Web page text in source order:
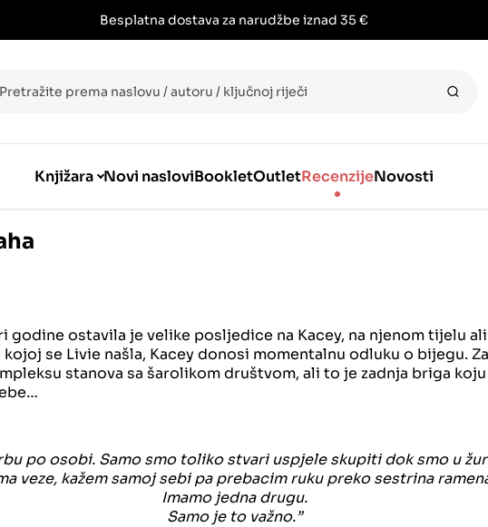
Besplatna dostava za narudžbe iznad 35 €
Knjižara Novi nasloviBookletOutletRecenzijeNovosti
ostavila je velike posljedice na Kacey, na njenom tijelu
se Livie našla, Kacey donosi momentalnu odluku o bijegu.
stanova sa šarolikom društvom, ali to je zadnja briga
po osobi. Samo smo toliko stvari uspjele skupiti dok smo u
veze, kažem samoj sebi pa prebacim ruku preko sestrina
Imamo jedna drugu.
Samo je to važno.”